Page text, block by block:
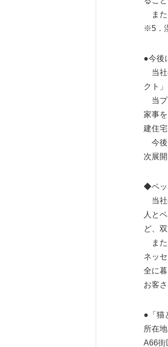
また
※5．
●今後
当社
クト
当プ
家事
建住
今後
次展
◆ペッ
当社
人と
ど、
また
ネッ
全に
お客
●「猫
所在
A66街